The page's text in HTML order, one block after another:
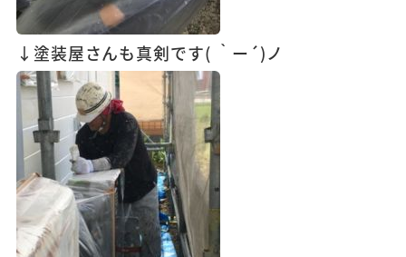
↓塗装屋さんも真剣です( ｀ー´)ノ